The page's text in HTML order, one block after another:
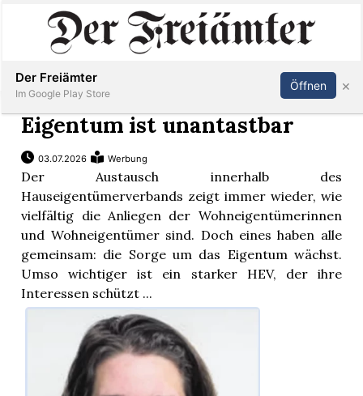
Immobilien
Veranstaltungen
Stellen
E-
Newsletter
Inserieren Abonnieren Anmelden
Eigentum ist unantastbar
03.07.2026 Werbung
Der Austausch innerhalb des
Hauseigentümerverbands zeigt immer wieder, wie
vielfältig die Anliegen der Wohneigentümerinnen
und Wohneigentümer sind. Doch eines haben alle
gemeinsam: die Sorge um das Eigentum wächst.
Umso wichtiger ist ein starker HEV, der ihre
Interessen schützt ...
Der Freiämter
Im Google Play Store
Öffnen ×